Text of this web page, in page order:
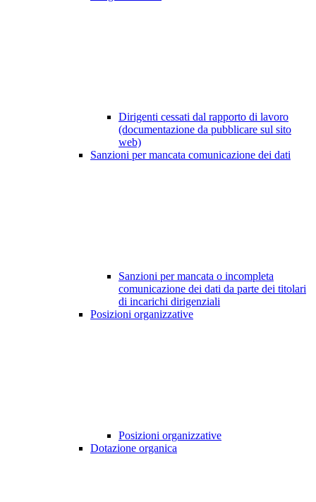
Dirigenti cessati dal rapporto di lavoro
(documentazione da pubblicare sul sito
web)
Sanzioni per mancata comunicazione dei dati
Sanzioni per mancata o incompleta
comunicazione dei dati da parte dei titolari
di incarichi dirigenziali
Posizioni organizzative
Posizioni organizzative
Dotazione organica